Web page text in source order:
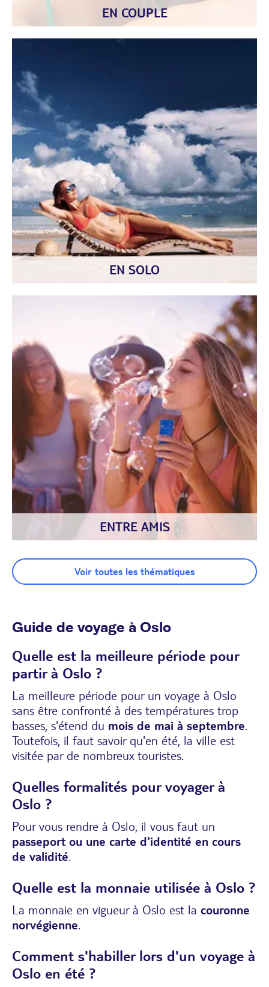
EN COUPLE
EN SOLO
ENTRE AMIS
Voir toutes les thématiques
Guide de voyage à Oslo
Quelle est la meilleure période pour
partir à Oslo ?
La meilleure période pour un voyage à Oslo
sans être confronté à des températures trop
basses, s'étend du mois de mai à septembre.
Toutefois, il faut savoir qu'en été, la ville est
visitée par de nombreux touristes.
Quelles formalités pour voyager à
Oslo ?
Pour vous rendre à Oslo, il vous faut un
passeport ou une carte d'identité en cours
de validité.
Quelle est la monnaie utilisée à Oslo ?
La monnaie en vigueur à Oslo est la couronne
norvégienne.
Comment s'habiller lors d'un voyage à
Oslo en été ?